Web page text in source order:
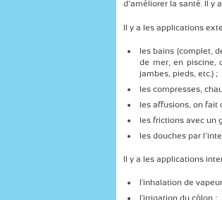
d’améliorer la santé. Il y
Il y a les applications
les bains (complet,
de mer, en piscine,
jambes, pieds, etc.) ;
les compresses,
les affusions, on fait
les frictions avec un
les douches par
Il y a les applications
l'inhalation de
l'irrigation du côlon ;